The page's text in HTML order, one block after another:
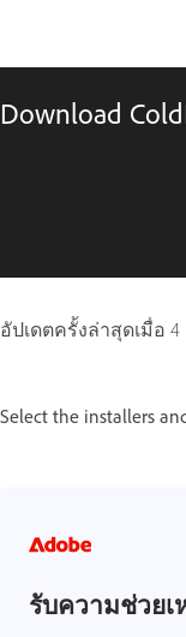
Download
อัปเดตครั้งล่าสุดเมื่อ 4
Select the installers
รับความช่วยเ